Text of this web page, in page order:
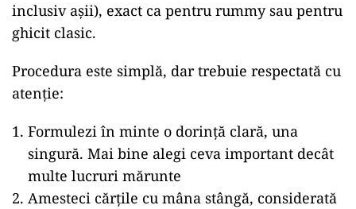
inclusiv așii), exact ca pentru rummy sau pentru
ghicit clasic.
Procedura este simplă, dar trebuie respectată cu
atenție:
Formulezi în minte o dorință clară, una
singură. Mai bine alegi ceva important decât
multe lucruri mărunte
Amesteci cărțile cu mâna stângă, considerată